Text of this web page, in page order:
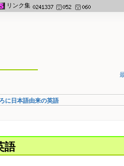
に日本語由来の英語
語
リンク集